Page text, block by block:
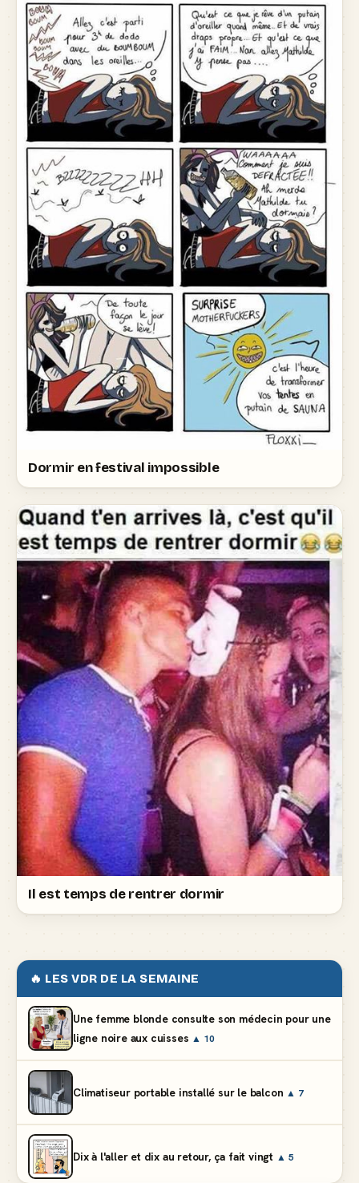
Dormir en festival impossible
Il est temps de rentrer dormir
🔥 LES VDR DE LA SEMAINE
Une femme blonde consulte son médecin pour une
ligne noire aux cuisses ▲ 10
Climatiseur portable installé sur le balcon ▲ 7
Dix à l'aller et dix au retour, ça fait vingt ▲ 5